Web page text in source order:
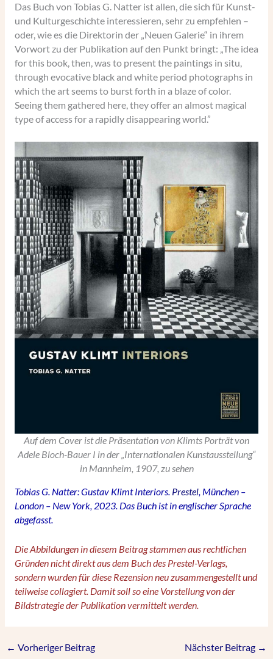
Das Buch von Tobias G. Natter ist allen, die sich für Kunst-
und Kulturgeschichte interessieren, sehr zu empfehlen –
oder, wie es die Direktorin der „Neuen Galerie“ in ihrem
Vorwort zu der Publikation auf den Punkt bringt: „The idea
for this book, then, was to present the paintings in situ,
through evocative black and white period photographs in
which the art seems to burst forth in a blaze of color.
Seeing them gathered here, they offer an almost magical
type of access for a rapidly disappearing world.”
Auf dem Cover ist die Präsentation von Klimts Porträt von
Adele Bloch-Bauer I in der „Internationalen Kunstausstellung“
in Mannheim, 1907, zu sehen
Tobias G. Natter: Gustav Klimt Interiors. Prestel, München –
London – New York, 2023. Das Buch ist in englischer Sprache
abgefasst.
Die Abbildungen in diesem Beitrag stammen aus rechtlichen
Gründen nicht direkt aus dem Buch des Prestel-Verlags,
sondern wurden für diese Rezension neu zusammengestellt und
teilweise collagiert. Damit soll so eine Vorstellung von der
Bildstrategie der Publikation vermittelt werden.
← Vorheriger Beitrag Nächster Beitrag →